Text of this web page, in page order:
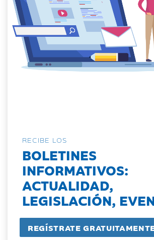
RECIBE LOS
BOLETINES
INFORMATIVOS:
ACTUALIDAD,
LEGISLACIÓN,